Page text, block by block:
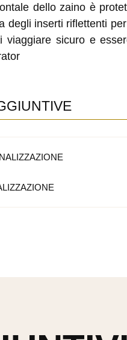
dello zaino è
degli inserti riflettenti
viaggiare sicuro e